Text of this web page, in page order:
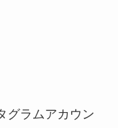
グラムアカウン